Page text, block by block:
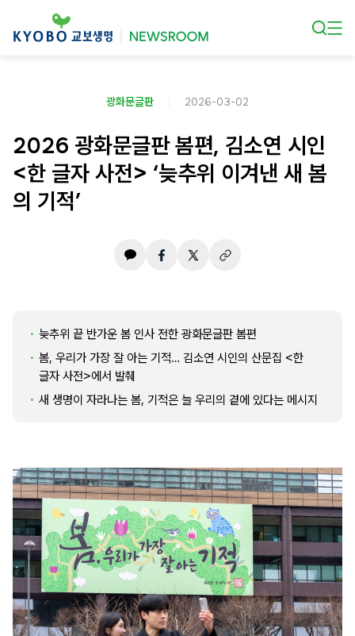
광화문글판 2026-03-02
2026 광화문글판 봄편, 김소연 시인
<한 글자 사전> ‘늦추위 이겨낸 새 봄
의 기적’
늦추위 끝 반가운 봄 인사 전한 광화문글판 봄편
봄, 우리가 가장 잘 아는 기적… 김소연 시인의 산문집 <한
글자 사전>에서 발췌
새 생명이 자라나는 봄, 기적은 늘 우리의 곁에 있다는 메시지